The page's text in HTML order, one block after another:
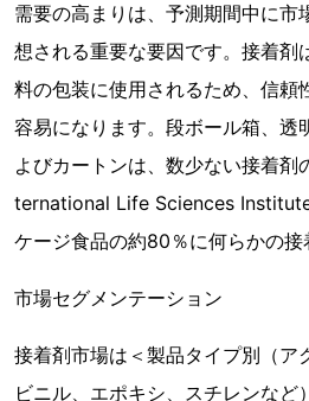
需要の高まりは、予測期間中に市
想される重要な要因です。接着剤
料の包装に使用されるため、信頼
容易になります。段ボール箱、透
よびカートンは、数少ない接着剤
ternational Life Sciences
ケージ食品の約80％に何らかの接
市場セグメンテーション
接着剤市場は＜製品タイプ別（ア
ビニル、エポキシ、スチレンなど